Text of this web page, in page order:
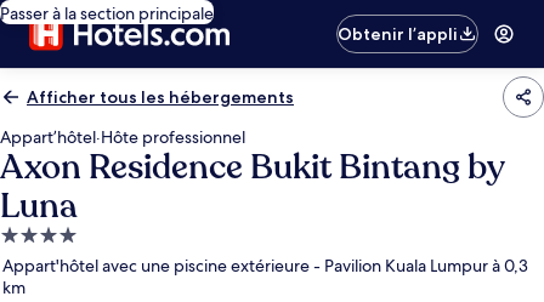
Passer à la section principale
Obtenir l’appli
Afficher tous les hébergements
Appart’hôtel·Hôte professionnel
Axon Residence Bukit Bintang by
Luna
Hébergement
4.0 étoiles
Appart'hôtel avec une piscine extérieure - Pavilion Kuala Lumpur à 0,3
km